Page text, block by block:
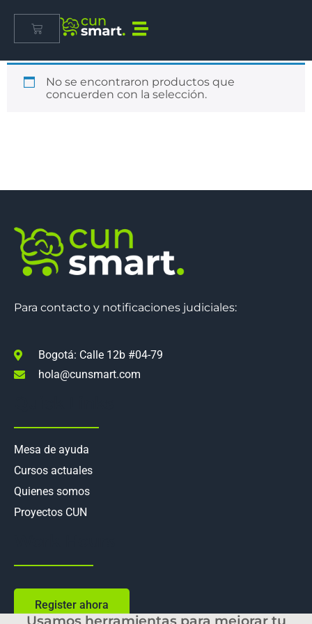
Modalidad
No se encontraron productos que
concuerden con la selección.
Para contacto y notificaciones judiciales:
Bogotá: Calle 12b #04-79
hola@cunsmart.com
Mesa de ayuda
Cursos actuales
Quienes somos
Proyectos CUN
Register ahora